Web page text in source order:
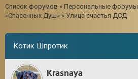
Список форумов » Персональные форумы
«Спасенных Душ» » Улица счастья ДСД
Котик Шпротик
Krasnaya